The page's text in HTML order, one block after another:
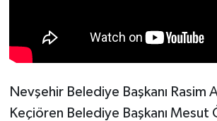
Nevşehir Belediye Başkanı Rasim
Keçiören Belediye Başkanı Mesut